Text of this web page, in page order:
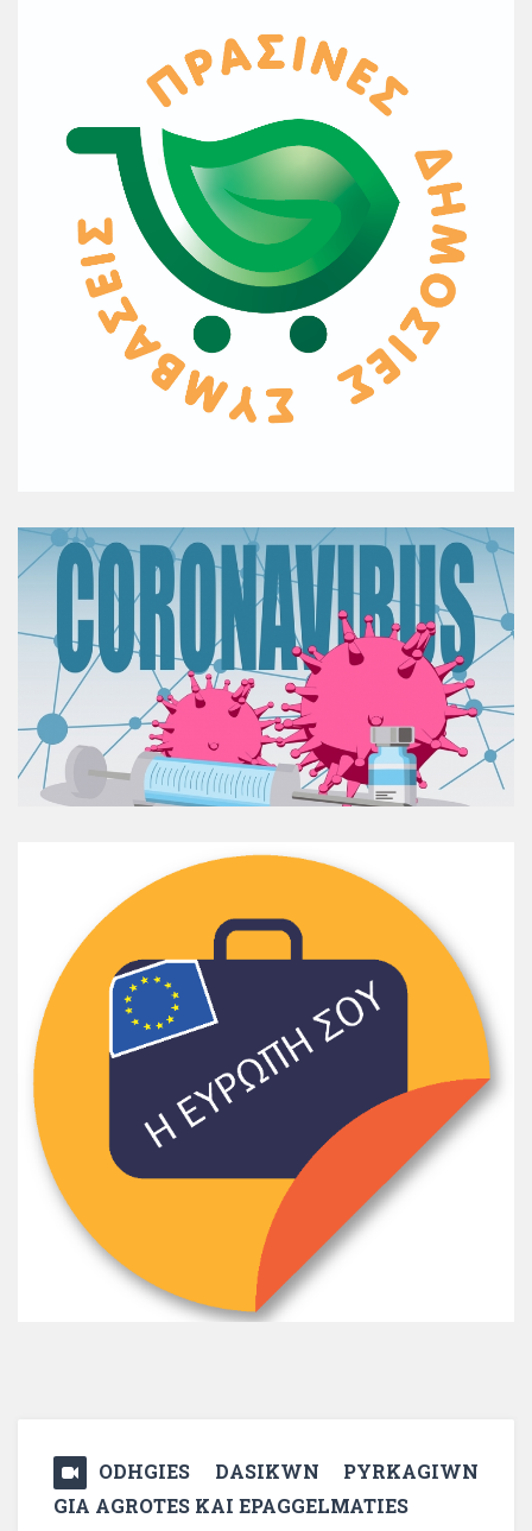
ODHGIES DASIKWN PYRKAGIWN
GIA AGROTES KAI EPAGGELMATIES